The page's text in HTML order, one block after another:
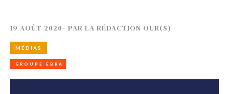
19 AOÛT 2020- PAR LA RÉDACTION OUR(S)
MÉDIAS
GROUPE EBRA